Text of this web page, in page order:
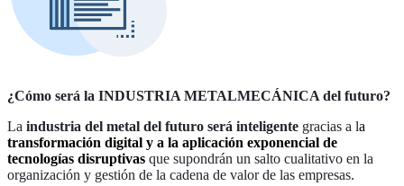
¿Cómo será la INDUSTRIA METALMECÁNICA del futuro?
La industria del metal del futuro será inteligente gracias a la
transformación digital y a la aplicación exponencial de
tecnologías disruptivas que supondrán un salto cualitativo en la
organización y gestión de la cadena de valor de las empresas.